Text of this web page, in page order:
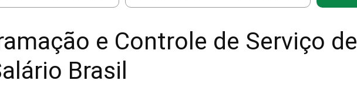
e Controle de Serviço de
Brasil